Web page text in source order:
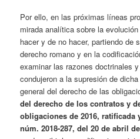
Por ello, en las próximas líneas
mirada analítica sobre la
hacer y de no hacer, partiendo de
derecho romano y en la
examinar las razones doctrinales
condujeron a la supresión de
general del derecho de las
del derecho de los contratos y
obligaciones de 2016, ratificada
núm. 2018-287, del 20 de abril